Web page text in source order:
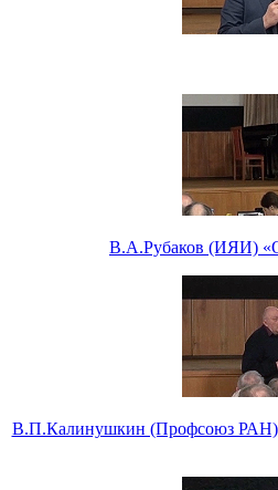
В.А.Рубаков (ИЯИ)
В.П.Калинушкин (Профсоюз РАН)